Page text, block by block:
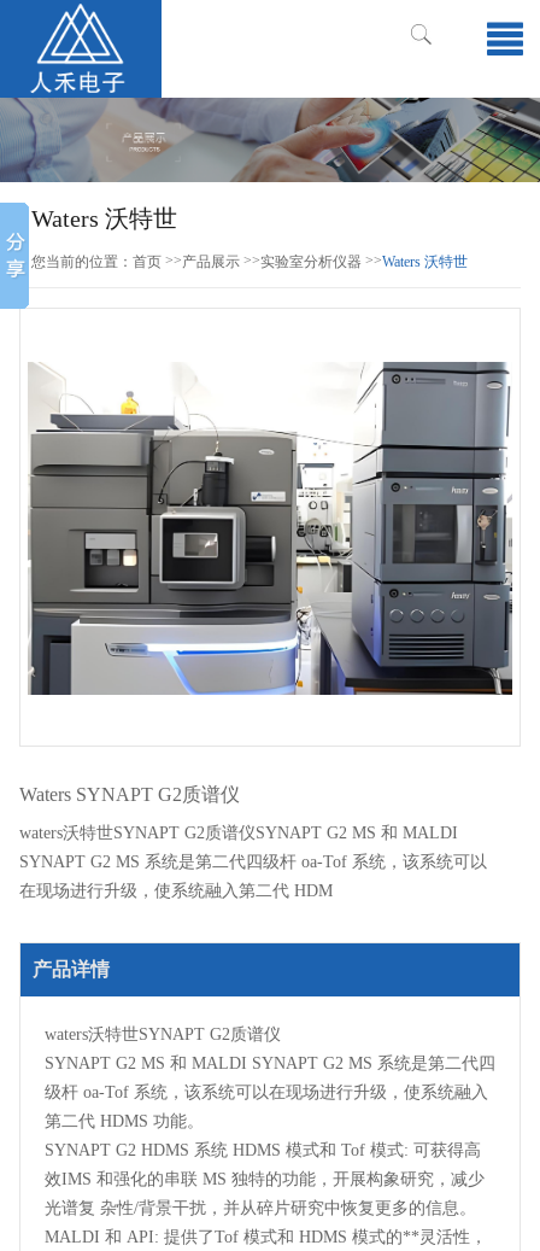
Waters 沃特世
您当前的位置： 首页 >>产品展示 >>实验室分析仪器 >>Waters 沃特世
Waters SYNAPT G2质谱仪
waters沃特世SYNAPT G2质谱仪SYNAPT G2 MS 和 MALDI
SYNAPT G2 MS 系统是第二代四级杆 oa-Tof 系统，该系统可以
在现场进行升级，使系统融入第二代 HDM
产品详情
waters沃特世SYNAPT G2质谱仪
SYNAPT G2 MS 和 MALDI SYNAPT G2 MS 系统是第二代四
级杆 oa-Tof 系统，该系统可以在现场进行升级，使系统融入
第二代 HDMS 功能。
SYNAPT G2 HDMS 系统 HDMS 模式和 Tof 模式: 可获得高
效IMS 和强化的串联 MS 独特的功能，开展构象研究，减少
光谱复 杂性/背景干扰，并从碎片研究中恢复更多的信息。
MALDI 和 API: 提供了Tof 模式和 HDMS 模式的**灵活性，